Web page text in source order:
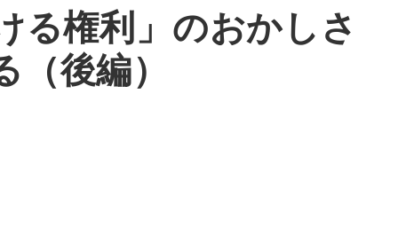
る権利」のおかしさ
後編）